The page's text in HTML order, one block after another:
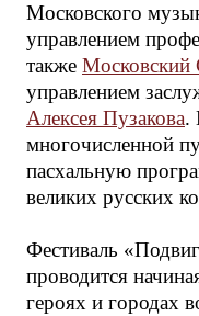
Московского
управлением
также Московский
управлением
Алексея Пузакова.
многочисленной
пасхальную
великих русских
Фестиваль
проводится
героях и городах